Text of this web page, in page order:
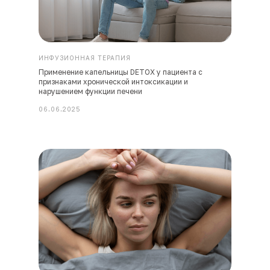
ИНФУЗИОННАЯ ТЕРАПИЯ
Применение капельницы DETOX у пациента с
признаками хронической интоксикации и
нарушением функции печени
06.06.2025